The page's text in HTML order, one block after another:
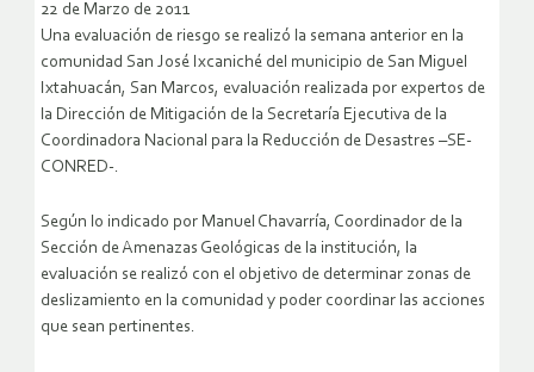
22 de Marzo de 2011
Una evaluación de riesgo se realizó la semana anterior en la
comunidad San José Ixcaniché del municipio de San Miguel
Ixtahuacán, San Marcos, evaluación realizada por expertos de
la Dirección de Mitigación de la Secretaría Ejecutiva de la
Coordinadora Nacional para la Reducción de Desastres –SE-
CONRED-.
Según lo indicado por Manuel Chavarría, Coordinador de la
Sección de Amenazas Geológicas de la institución, la
evaluación se realizó con el objetivo de determinar zonas de
deslizamiento en la comunidad y poder coordinar las acciones
que sean pertinentes.